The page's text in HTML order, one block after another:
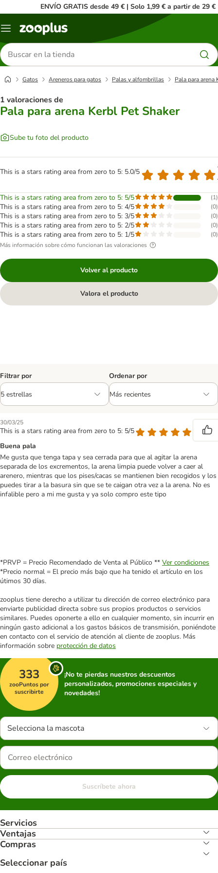
ENVÍO GRATIS desde 49 € | Solo 1,99 € a partir de 29 €
Menú
Buscar
productos
Gatos Areneros para gatos Palas y alfombrillas Pala para arena
1 valoraciones de
Pala para arena Kerbl Pet Shaker
Sube tu foto del producto
This is a stars rating area from zero to 5: 5.0/5
This is a stars rating area from zero to 5: 5/5 (1)
This is a stars rating area from zero to 5: 4/5 (0)
This is a stars rating area from zero to 5: 3/5 (0)
This is a stars rating area from zero to 5: 2/5 (0)
This is a stars rating area from zero to 5: 1/5 (0)
Más información sobre cómo funcionan las valoraciones
Volver al producto
Valora el producto
Filtrar por Ordenar por
30/03/25
This is a stars rating area from zero to 5: 5/5
Buena pala
Me gusta que tenga tapa y sea cerrada para que al agitar la arena
separada de los excrementos, la arena limpia puede volver a caer al
arenero, mientras que los pises/cacas se mantienen bien recogidos y los
puedes tirar a la basura sin que se te caigan otra vez a la arena. No es
infalible pero a mi me gusta y ya solo compro este tipo
*PRVP = Precio Recomendado de Venta al Público ** Ver condiciones
*Precio normal = El precio más bajo que ha tenido el artículo en los
útimos 30 días.
zooplus tiene derecho a utilizar tu dirección de correo electrónico para
enviarte publicidad directa sobre sus propios productos o servicios
similares. Puedes oponerte a ello en cualquier momento, sin incurrir en
ningún gasto adicional a los gastos básicos de transmisión, poniéndote
en contacto con el servicio de atención al cliente de zooplus. Más
información sobre protección de datos
333
zooPuntos por
suscribirte
¡No te pierdas nuestros descuentos
personalizados, promociones especiales y
novedades!
Selecciona la mascota
Suscríbete ahora
Servicios
Ventajas
Compras
Seleccionar país